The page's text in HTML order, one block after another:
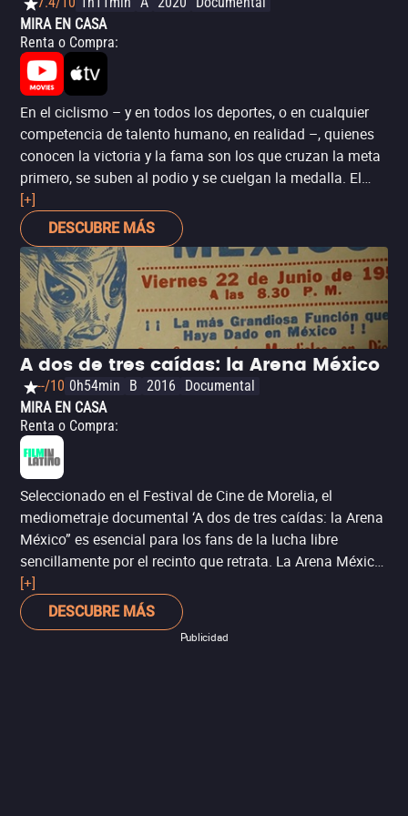
MIRA EN CASA
Renta o Compra:
En el ciclismo – y en todos los deportes, o en cualquier
competencia de talento humano, en realidad –, quienes
conocen la victoria y la fama son los que cruzan la meta
primero, se suben al podio y se cuelgan la medalla. El
premiado documental lituano ‘Gregarios: Maravillosos
perdedores’ es un contundente recordatorio de que
cualquier hazaña, incluso si tiene a un solo protagonista,
sólo puede ser resultado del esfuerzo y sacrificio
colectivo. El director Arunas Matelis siguió a varios
“gregarios”, los héroes anónimos del ciclismo, a través de
siete ediciones de la carrera anual Giro d’Italia, para
conocer qué los motiva a realizar enormes proezas
físicas una y otra vez, sin jamás merecer el derecho a
probar la gloria personal aunque sea por una vez en sus
vidas.
[+]
DESCUBRE MÁS
A dos de tres caídas: la Arena México
--/10 0h54min B 2016
Documental
MIRA EN CASA
Renta o Compra:
Seleccionado en el Festival de Cine de Morelia, el
mediometraje documental ‘A dos de tres caídas: la Arena
México” es esencial para los fans de la lucha libre
sencillamente por el recinto que retrata. La Arena México,
mejor conocida como “la catedral de la lucha libre”, aloja
la historia de uno de los deportes más populares de
nuestro país, así como las emociones y recuerdos de
[+]
DESCUBRE MÁS
Publicidad